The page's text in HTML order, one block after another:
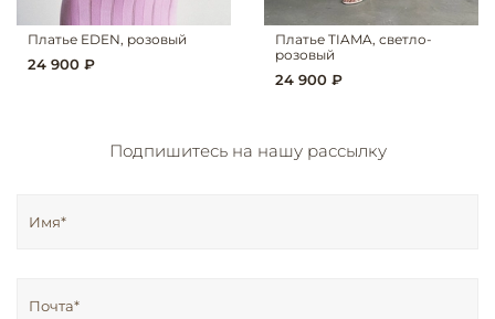
Платье EDEN, розовый
24 900 ₽
Платье TIAMA, светло-
розовый
24 900 ₽
Подпишитесь на нашу рассылку